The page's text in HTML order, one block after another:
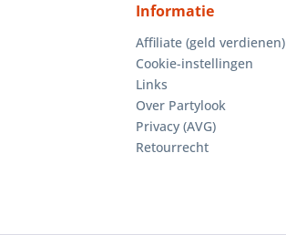
Informatie
Affiliate (geld verdienen)
Cookie-instellingen
Links
Over Partylook
Privacy (AVG)
Retourrecht